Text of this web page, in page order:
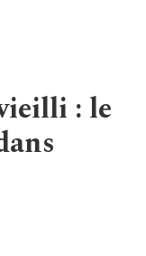
: le